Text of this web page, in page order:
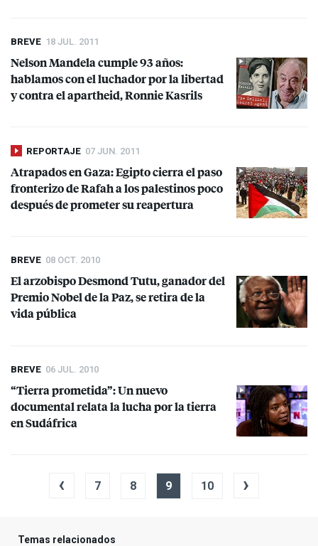
BREVE 18 JUL. 2011
Nelson Mandela cumple 93 años:
hablamos con el luchador por la libertad
y contra el apartheid, Ronnie Kasrils
REPORTAJE 07 JUN. 2011
Atrapados en Gaza: Egipto cierra el paso
fronterizo de Rafah a los palestinos poco
después de prometer su reapertura
BREVE 08 OCT. 2010
El arzobispo Desmond Tutu, ganador del
Premio Nobel de la Paz, se retira de la
vida pública
BREVE 06 JUL. 2010
“Tierra prometida”: Un nuevo
documental relata la lucha por la tierra
en Sudáfrica
‹ 7 8 9 10 ›
Temas relacionados